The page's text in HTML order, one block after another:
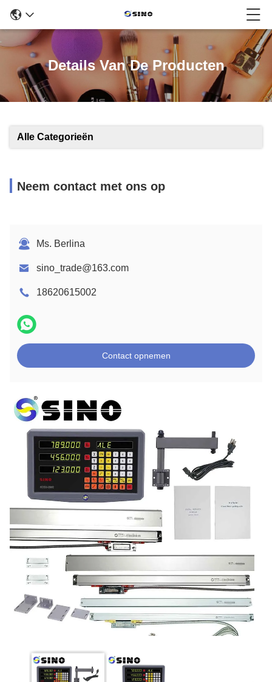
Details Van De Producten
Alle Categorieën
Neem contact met ons op
Ms. Berlina
sino_trade@163.com
18620615002
Contact opnemen